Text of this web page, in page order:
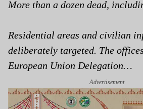
More than a dozen dead,
Residential areas and civilian
deliberately targeted. The
European Union Delegation…
Advertisement